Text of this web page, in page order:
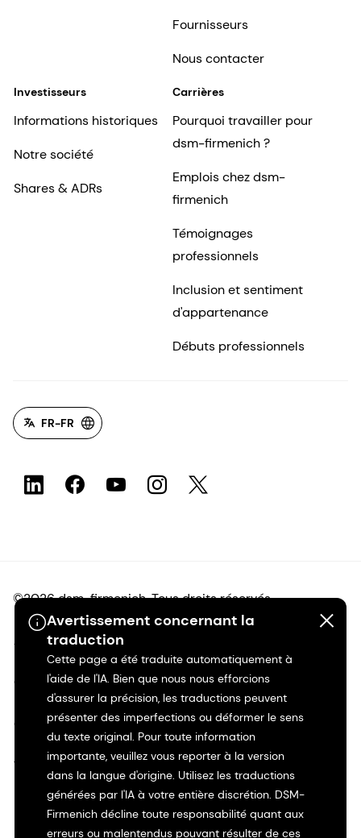
Avertissement concernant la
traduction
Cette page a été traduite automatiquement à
l'aide de l'IA. Bien que nous nous efforcions
d'assurer la précision, les traductions peuvent
présenter des imperfections ou déformer le sens
du texte original. Pour toute information
importante, veuillez vous reporter à la version
dans la langue d'origine. Utilisez les traductions
générées par l'IA à votre entière discrétion. DSM-
Firmenich décline toute responsabilité quant aux
erreurs ou malentendus pouvant résulter de ces
Fournisseurs
Nous contacter
Investisseurs
Informations historiques
Notre société
Shares & ADRs
Carrières
Pourquoi travailler pour
dsm-firmenich ?
Emplois chez dsm-
firmenich
Témoignages
professionnels
Inclusion et sentiment
d'appartenance
Débuts professionnels
FR-FR
©2026 dsm-firmenich. Tous droits réservés.
Avis de confidentialité
Conditions d'utilisation
Conditions d'utilisation
Transparence en Californie
Déclaration d'accessibilité